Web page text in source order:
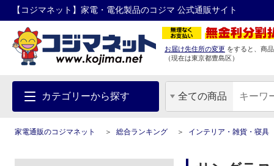
【コジマネット】家電・電化製品のコジマ 公式通販サイト
お届け先住所の変更 をすると、商
（現在は東京都豊島区）
カテゴリーから探す 全ての商品
家電通販のコジマネット 総合ランキング インテリア・雑貨・寝具